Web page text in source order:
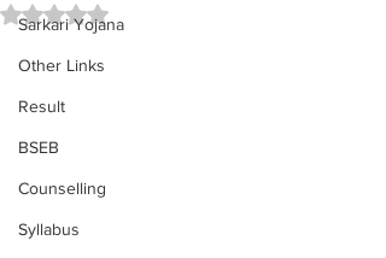
Sarkari Yojana
Other Links
Result
BSEB
Counselling
Syllabus
Rated NaN out of 5 stars.